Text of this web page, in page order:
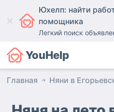
Юхелп: найти
помощника
Легкий поиск
YouHelp
Главная Няни в